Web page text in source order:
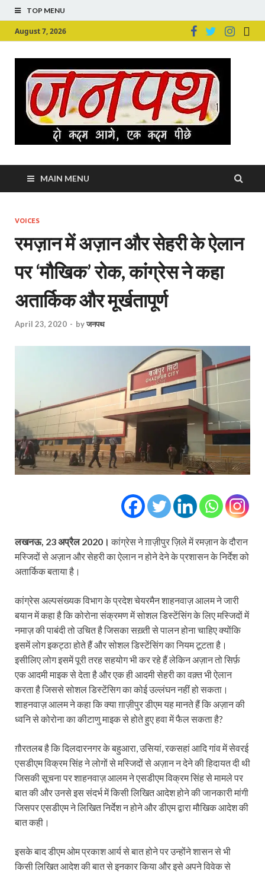
TOP MENU
August 7, 2026
MAIN MENU
VOICES
रमज़ान में अज़ान और सेहरी के ऐलान
पर ‘मौखिक’ रोक, कांग्रेस ने कहा
अतार्किक और मूर्खतापूर्ण
April 23, 2020 - byजनपथ
लखनऊ, 23 अप्रैल 2020।कांग्रेस ने ग़ाज़ीपुर ज़िले में रमज़ान के दौरान
मस्जिदों से अज़ान और सेहरी का ऐलान न होने देने के प्रशासन के निर्देश को
अतार्किक बताया है।
कांग्रेस अल्पसंख्यक विभाग के प्रदेश चेयरमैन शाहनवाज़ आलम ने जारी
बयान में कहा है कि कोरोना संक्रमण में सोशल डिस्टेंसिंग के लिए मस्जिदों में
नमाज़ की पाबंदी तो उचित है जिसका सख़्ती से पालन होना चाहिए क्योंकि
इसमें लोग इकट्ठा होते हैं और सोशल डिस्टेंसिंग का नियम टूटता है।
इसीलिए लोग इसमें पूरी तरह सहयोग भी कर रहे हैं लेकिन अज़ान तो सिर्फ़
एक आदमी माइक से देता है और एक ही आदमी सेहरी का वक़्त भी ऐलान
करता है जिससे सोशल डिस्टेंसिग का कोई उल्लंघन नहीं हो सकता।
शाहनवाज़ आलम ने कहा कि क्या ग़ाज़ीपुर डीएम यह मानते हैं कि अज़ान की
ध्वनि से कोरोना का कीटाणु माइक से होते हुए हवा में फैल सकता है?
ग़ौरतलब है कि दिलदारनगर के बहुआरा, उसियां, रकसहां आदि गांव में सेवरई
एसडीएम विक्रम सिंह ने लोगों से मस्जिदों से अज़ान न देने की हिदायत दी थी
जिसकी सूचना पर शाहनवाज़ आलम ने एसडीएम विक्रम सिंह से मामले पर
बात की और उनसे इस संदर्भ में किसी लिखित आदेश होने की जानकारी मांगी
जिसपर एसडीएम ने लिखित निर्देश न होने और डीएम द्वारा मौखिक आदेश की
बात कही।
इसके बाद डीएम ओम प्रकाश आर्य से बात होने पर उन्होंने शासन से भी
किसी लिखित आदेश की बात से इनकार किया और इसे अपने विवेक से